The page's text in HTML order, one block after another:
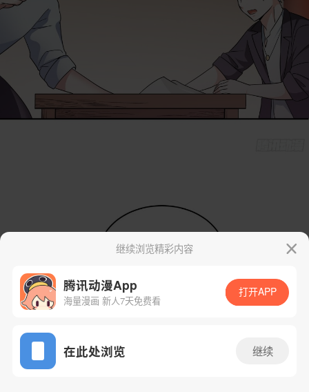
App免费看
继续浏览精彩内容
腾讯动漫App
海量漫画 新人7天免费看
打开APP
在此处浏览 继续